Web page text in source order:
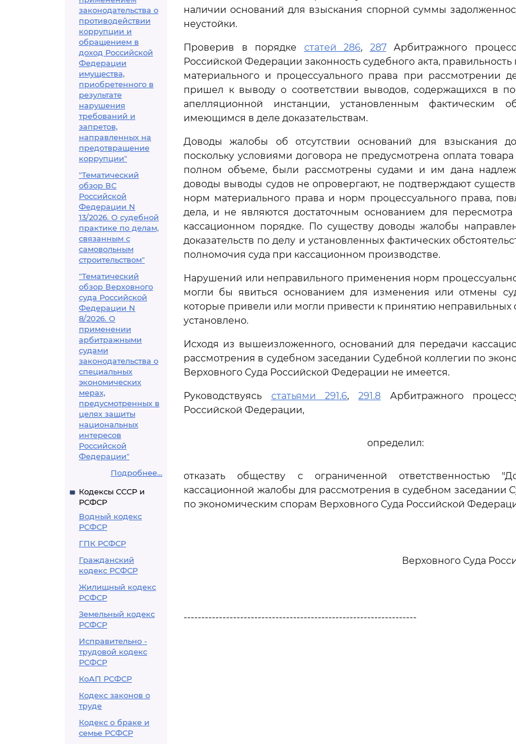
законодательства о
противодействии
коррупции и
обращением в
доход Российской
Федерации
имущества,
приобретенного в
результате
нарушения
требований и
запретов,
направленных на
предотвращение
коррупции"
"Тематический
обзор ВС
Российской
Федерации N
13/2026. О судебной
практике по делам,
связанным с
самовольным
строительством"
"Тематический
обзор Верховного
суда Российской
Федерации N
8/2026. О
применении
арбитражными
судами
законодательства о
специальных
экономических
мерах,
предусмотренных в
целях защиты
национальных
интересов
Российской
Федерации"
Подробнее...
Кодексы СССР и
РСФСР
Водный кодекс
РСФСР
ГПК РСФСР
Гражданский
кодекс РСФСР
Жилищный кодекс
РСФСР
Земельный кодекс
РСФСР
Исправительно -
трудовой кодекс
РСФСР
КоАП РСФСР
Кодекс законов о
труде
Кодекс о браке и
семье РСФСР
наличии оснований для взыскания спорной суммы
неустойки.
Проверив в порядке статей 286, 287Арбитражного
Российской Федерации законность судебного акта,
материального и процессуального права при рассмотрении
пришел к выводу о соответствии выводов, содержащихся в
апелляционной инстанции, установленным фактическим
имеющимся в деле доказательствам.
Доводы жалобы об отсутствии оснований для взыскания
поскольку условиями договора не предусмотрена оплата
полном объеме, были рассмотрены судами и им дана
доводы выводы судов не опровергают, не подтверждают
норм материального права и норм процессуального права,
дела, и не являются достаточным основанием для пересмотра
кассационном порядке. По существу доводы жалобы
доказательств по делу и установленных фактических
полномочия суда при кассационном производстве.
Нарушений или неправильного применения норм
могли бы явиться основанием для изменения или отмены
которые привели или могли привести к принятию неправильных
установлено.
Исходя из вышеизложенного, оснований для передачи
рассмотрения в судебном заседании Судебной коллегии по
Верховного Суда Российской Федерации не имеется.
Руководствуясь статьями 291.6,291.8 Арбитражного
Российской Федерации,
определил:
отказать обществу с ограниченной ответственностью
кассационной жалобы для рассмотрения в судебном заседании
по экономическим спорам Верховного Суда Российской
Верховного Суда
------------------------------------------------------------------